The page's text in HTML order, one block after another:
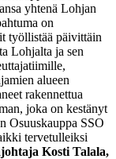
yhtenä Lohjan
on
työllistää päivittäin
Lohjalta ja sen
alueen
rakennettua
joka on kestänyt
Osuuskauppa SSO
tervetulleiksi
Kosti Talala,